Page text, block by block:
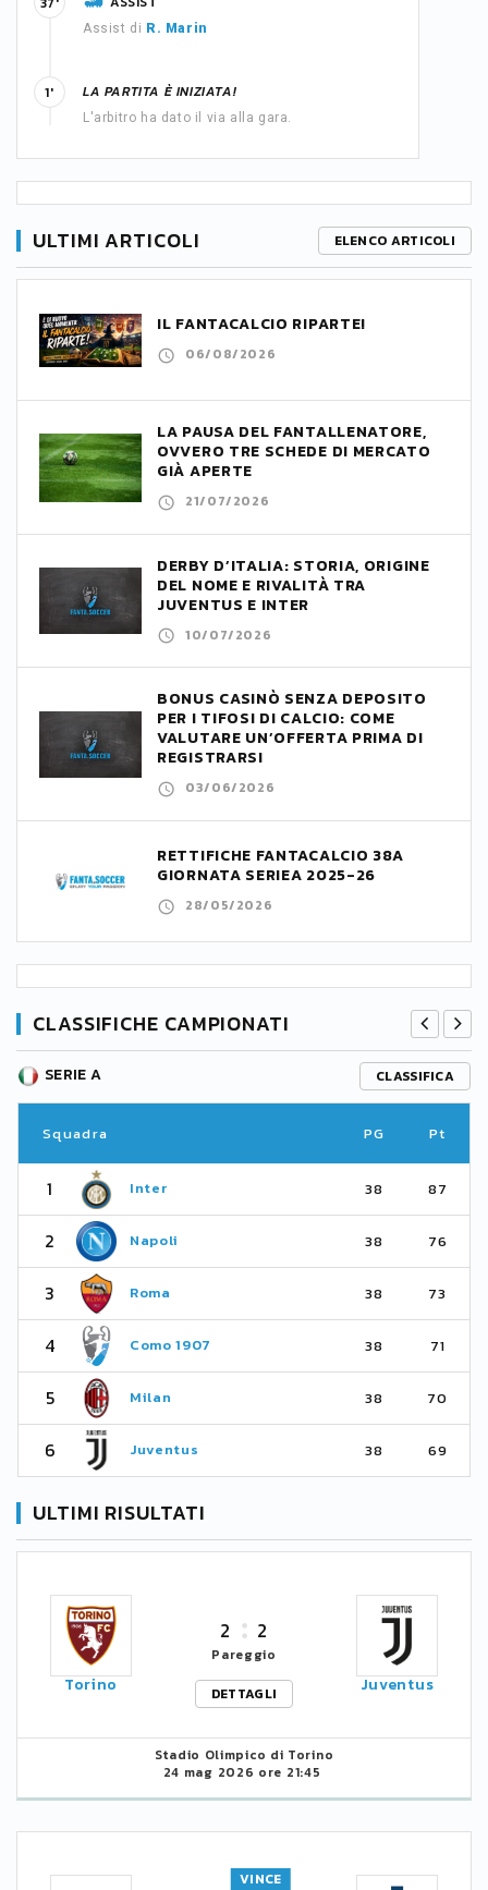
Assist di R. Marin
LA PARTITA È INIZIATA!
L'arbitro ha dato il via alla gara.
1'
ULTIMI ARTICOLI ELENCO ARTICOLI
IL FANTACALCIO RIPARTE!
06/08/2026
LA PAUSA DEL FANTALLENATORE,
OVVERO TRE SCHEDE DI MERCATO
GIÀ APERTE
21/07/2026
DERBY D’ITALIA: STORIA, ORIGINE
DEL NOME E RIVALITÀ TRA
JUVENTUS E INTER
10/07/2026
BONUS CASINÒ SENZA DEPOSITO
PER I TIFOSI DI CALCIO: COME
VALUTARE UN’OFFERTA PRIMA DI
REGISTRARSI
03/06/2026
RETTIFICHE FANTACALCIO 38A
GIORNATA SERIEA 2025-26
28/05/2026
CLASSIFICHE CAMPIONATI
SERIE A CLASSIFICA
Squadra PG Pt
1 Inter 38 87
2 Napoli 38 76
3 Roma 38 73
4 Como 1907 38 71
5 Milan 38 70
6 Juventus 38 69
ULTIMI RISULTATI
Torino
2 2
Pareggio
DETTAGLI
Juventus
Stadio Olimpico di Torino
24 mag 2026 ore 21:45
VINCE